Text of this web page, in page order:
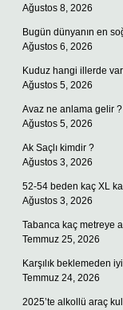
Ağustos 8, 2026
Bugün dünyanın en
Ağustos 6, 2026
Kuduz hangi illerde
Ağustos 5, 2026
Avaz ne anlama gelir ?
Ağustos 5, 2026
Ak Saçlı kimdir ?
Ağustos 3, 2026
52-54 beden kaç XL
Ağustos 3, 2026
Tabanca kaç metreye
Temmuz 25, 2026
Karşılık beklemeden
Temmuz 24, 2026
2025’te alkollü araç